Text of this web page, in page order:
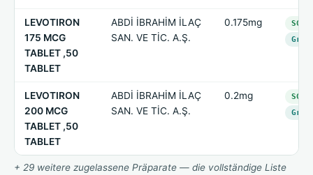
LEVOTIRON
175 MCG
TABLET ,50
TABLET
ABDİ İBRAHİM İLAÇ
SAN. VE TİC. A.Ş.
0.175mg
LEVOTIRON
200 MCG
TABLET ,50
TABLET
ABDİ İBRAHİM İLAÇ
SAN. VE TİC. A.Ş.
0.2mg
+ 29 weitere zugelassene Präparate — die vollständige Liste